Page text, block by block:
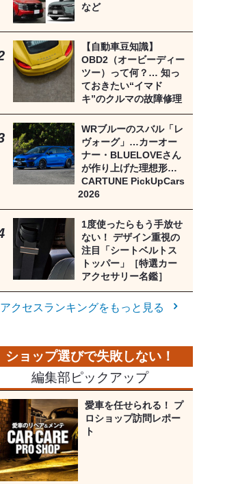
など
【自動車豆知識】
OBD2（オービーディー
ツー）って何？… 知っ
ておきたい“イマド
キ”のクルマの故障修理
WRブルーのスバル「レ
ヴォーグ」…カーオー
ナー・BLUELOVEさん
が作り上げた理想形…
CARTUNE PickUpCars
2026
1度使ったらもう手放せ
ない！ デザイン重視の
注目「シートベルトス
トッパー」［特選カー
アクセサリー名鑑］
アクセスランキングをもっと見る
編集部ピックアップ
愛車を任せられる！ プ
ロショップ訪問レポー
ト